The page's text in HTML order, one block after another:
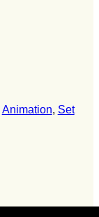
Animation, Set